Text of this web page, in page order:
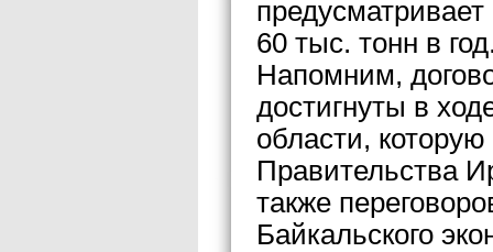
60 тыс. тонн в
Напомним,
достигнуты в
области,
Правительства
также
Байкальского